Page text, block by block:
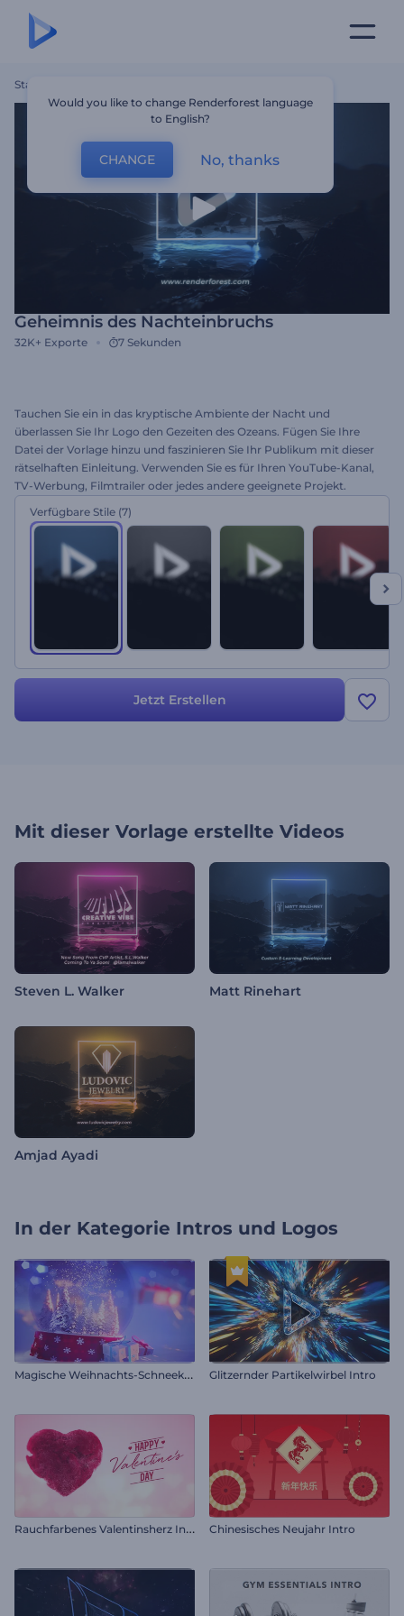
Startseite
Geheimnis des Nachteinbruchs
32K+ Exporte 7 Sekunden
Tauchen Sie ein in das kryptische Ambiente der Nacht und
überlassen Sie Ihr Logo den Gezeiten des Ozeans. Fügen Sie Ihre
Datei der Vorlage hinzu und faszinieren Sie Ihr Publikum mit dieser
rätselhaften Einleitung. Verwenden Sie es für Ihren YouTube-Kanal,
TV-Werbung, Filmtrailer oder jedes andere geeignete Projekt.
Mystery Logo Reveal glänzt. Probieren Sie es aus!
Verfügbare Stile (7)
Jetzt Erstellen
Mit dieser Vorlage erstellte Videos
Steven L. Walker Matt Rinehart
Amjad Ayadi
In der Kategorie Intros und Logos
M
agische Weihnachts-Schneekugel Glitzernder Partikelwirbel Intro
R
auchfarbenes Valentinsherz Intro Chinesisches Neujahr Intro
Would you like to change Renderforest language
to English?
CHANGE No, thanks